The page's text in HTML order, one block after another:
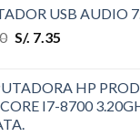
USB AUDIO
S/. 7.35
HP
I7-8700